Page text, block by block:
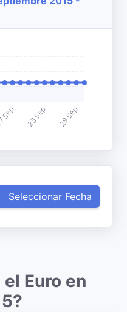
Seleccionar Fecha
Euro en